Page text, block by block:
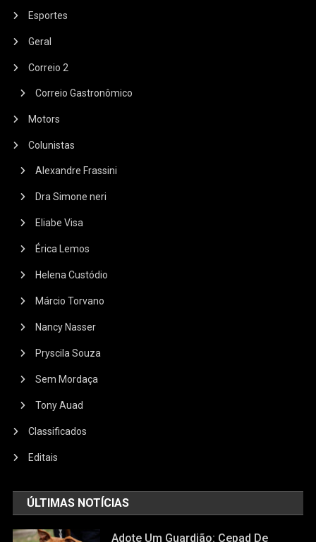
Esportes
Geral
Correio 2
Correio Gastronômico
Motors
Colunistas
Alexandre Frassini
Dra Simone neri
Eliabe Visa
Érica Lemos
Helena Custódio
Márcio Torvano
Nancy Nasser
Pryscila Souza
Sem Mordaça
Tony Auad
Classificados
Editais
ÚLTIMAS NOTÍCIAS
Adote Um Guardião: Cepad De